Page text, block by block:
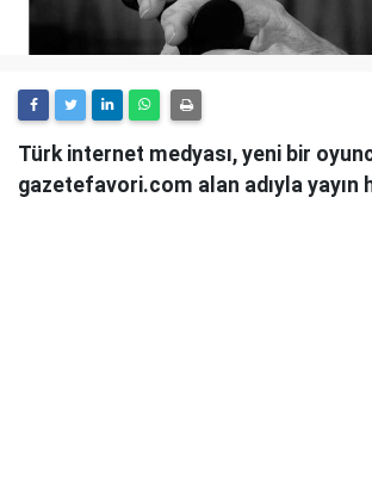
Türk internet medyası, yeni bir
gazetefavori.com alan adıyla yayın